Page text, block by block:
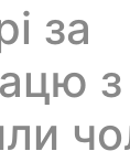
за